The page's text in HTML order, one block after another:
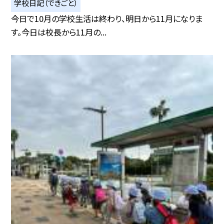
学校日記（できごと）
今日で10月の学校生活は終わり、明日から11月になりま
す。今日は校長から11月の...